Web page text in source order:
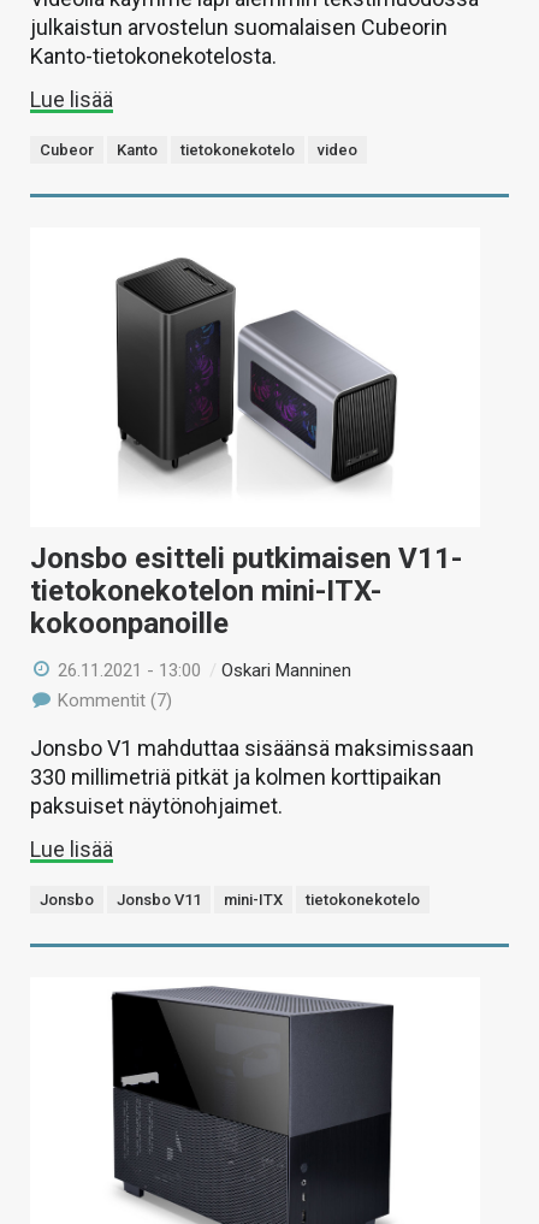
julkaistun arvostelun suomalaisen Cubeorin
Kanto-tietokonekotelosta.
Lue lisää
Cubeor Kanto tietokonekotelo video
Jonsbo esitteli putkimaisen V11-
tietokonekotelon mini-ITX-
kokoonpanoille
26.11.2021 - 13:00 /Oskari Manninen
Kommentit (7)
Jonsbo V1 mahduttaa sisäänsä maksimissaan
330 millimetriä pitkät ja kolmen korttipaikan
paksuiset näytönohjaimet.
Lue lisää
Jonsbo Jonsbo V11 mini-ITX tietokonekotelo